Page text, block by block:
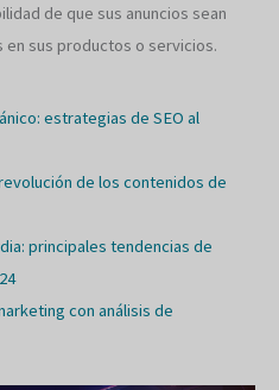
de que sus anuncios sean
sus productos o servicios.
estrategias de SEO al
de los contenidos de
principales tendencias de
con análisis de